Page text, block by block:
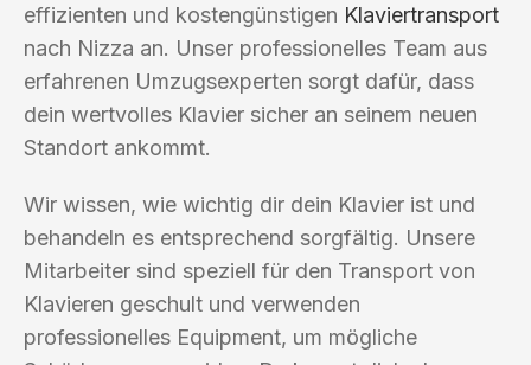
effizienten und kostengünstigen Klaviertransport
nach Nizza an. Unser professionelles Team aus
erfahrenen Umzugsexperten sorgt dafür, dass
dein wertvolles Klavier sicher an seinem neuen
Standort ankommt.
Wir wissen, wie wichtig dir dein Klavier ist und
behandeln es entsprechend sorgfältig. Unsere
Mitarbeiter sind speziell für den Transport von
Klavieren geschult und verwenden
professionelles Equipment, um mögliche